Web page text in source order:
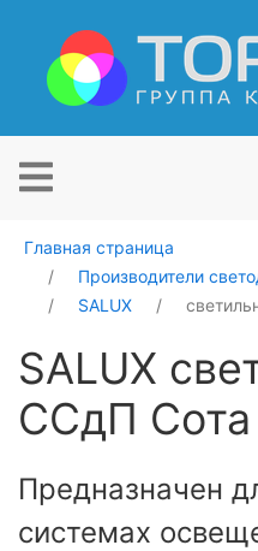
Главная страница
Производители
SALUX
SALUX
ССдП Сота
Предназначен
системах